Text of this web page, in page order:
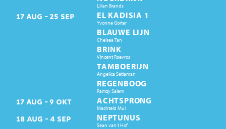
Lilian Brands
17 AUG 25 SEP EL KADISIA 1
Yvonne Gorter
BLAUWE LIJN
Chelsea Tan
BRINK
Vincent Roevros
TAMBOERIJN
Angelica Setiaman
REGENBOOG
Ramzy Salem
17 AUG 9 OKT ACHTSPRONG
Machteld Mul
18 AUG 4 SEP NEPTUNUS
Sean van t Hof